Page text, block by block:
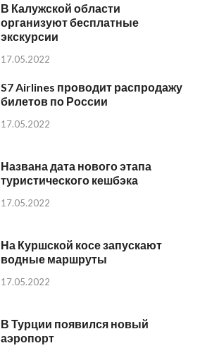
В Калужской области
организуют бесплатные
экскурсии
17.05.2022
S7 Airlines проводит распродажу
билетов по России
17.05.2022
Названа дата нового этапа
туристического кешбэка
17.05.2022
На Куршской косе запускают
водные маршруты
17.05.2022
В Турции появился новый
аэропорт